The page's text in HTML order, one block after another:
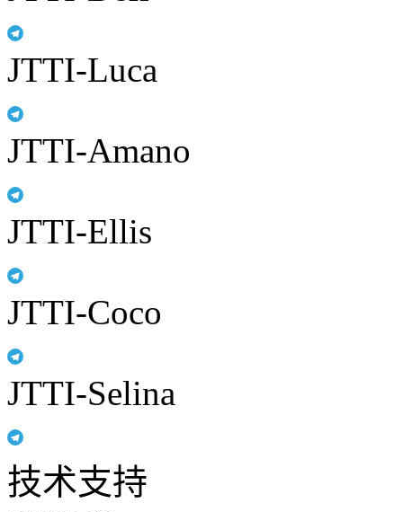
JTTI-Luca
JTTI-Amano
JTTI-Ellis
JTTI-Coco
JTTI-Selina
技术支持